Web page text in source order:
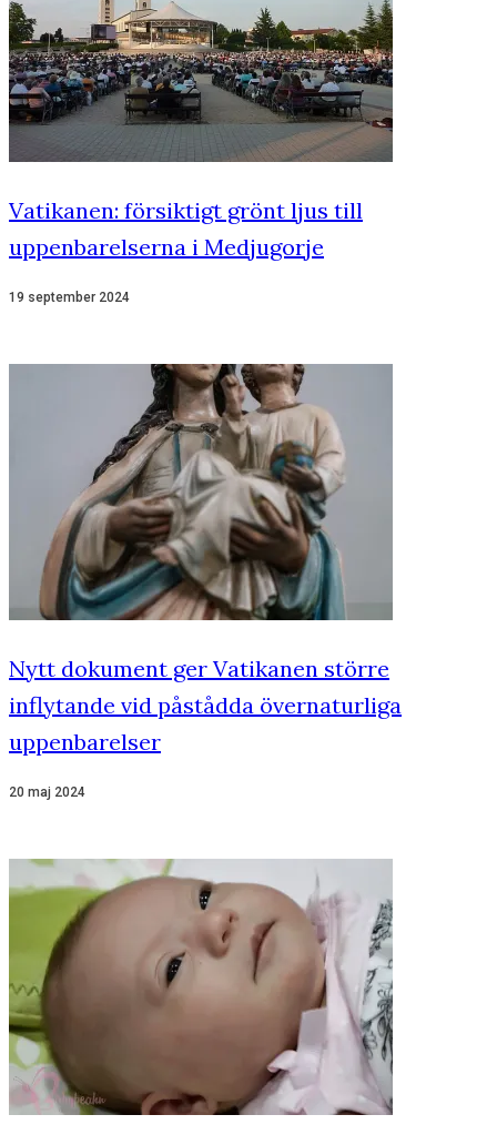
Vatikanen: försiktigt grönt ljus till
uppenbarelserna i Medjugorje
19 september 2024
Nytt dokument ger Vatikanen större
inflytande vid påstådda övernaturliga
uppenbarelser
20 maj 2024